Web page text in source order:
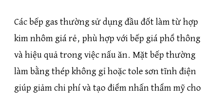
Các bếp gas thường sử dụng đầu đốt làm từ hợp
kim nhôm giá rẻ, phù hợp với bếp giá phổ thông
và hiệu quả trong việc nấu ăn. Mặt bếp thường
làm bằng thép không gỉ hoặc tole sơn tĩnh điện
giúp giảm chi phí và tạo điểm nhấn thẩm mỹ cho